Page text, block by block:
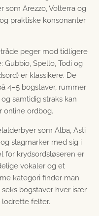
som Arezzo, Volterra og
praktiske konsonanter
peger mod tidligere
Gubbio, Spello, Todi og
er klassikere. De
4–5 bogstaver, rummer
samtidig straks kan
online ordbog.
som Alba, Asti
slagmarker med sig i
for krydsordsløseren er
vokaler og et
kategori finder man
seks bogstaver hver især
felter.